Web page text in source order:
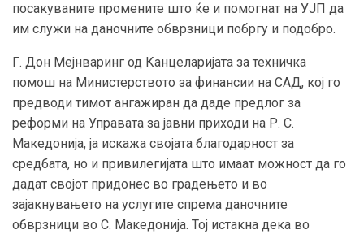
посакуваните промените што ќе и помогнат на УЈП да
им служи на даночните обврзници побргу и подобро.
Г. Дон Мејнваринг од Канцеларијата за техничка
помош на Министерството за финансии на САД, кој го
предводи тимот ангажиран да даде предлог за
реформи на Управата за јавни приходи на Р. С.
Македонија, ја искажа својата благодарност за
средбата, но и привилегијата што имаат можност да го
дадат својот придонес во градењето и во
зајакнувањето на услугите спрема даночните
обврзници во С. Македонија. Тој истакна дека во